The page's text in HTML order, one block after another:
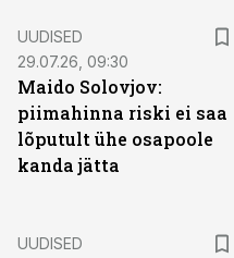
UUDISED
29.07.26, 09:30
Maido Solovjov:
piimahinna riski ei saa
lõputult ühe osapoole
kanda jätta
UUDISED